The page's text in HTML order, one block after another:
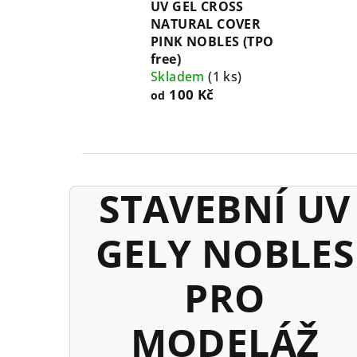
UV GEL CROSS
NATURAL COVER
PINK NOBLES (TPO
free)
Skladem(1 ks)
od 100 Kč
STAVEBNÍ UV
GELY NOBLES
PRO
MODELÁŽ